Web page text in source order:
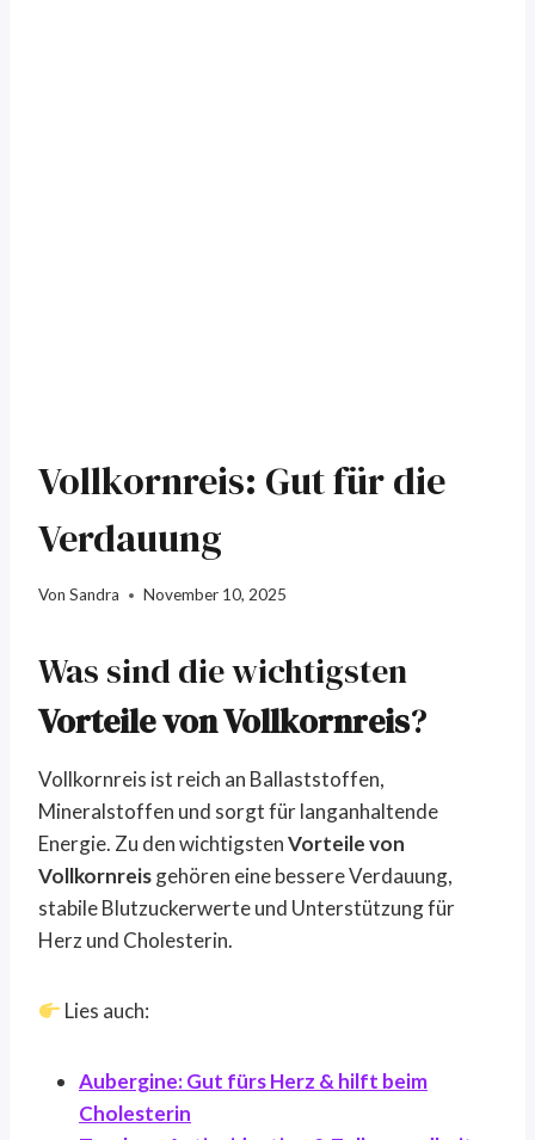
Vollkornreis: Gut für die
Verdauung
Von Sandra November 10, 2025
Was sind die wichtigsten
Vorteile von Vollkornreis?
Vollkornreis ist reich an Ballaststoffen,
Mineralstoffen und sorgt für langanhaltende
Energie. Zu den wichtigstenVorteile von
Vollkornreisgehören eine bessere Verdauung,
stabile Blutzuckerwerte und Unterstützung für
Herz und Cholesterin.
Lies auch:
Aubergine: Gut fürs Herz & hilft beim
Cholesterin